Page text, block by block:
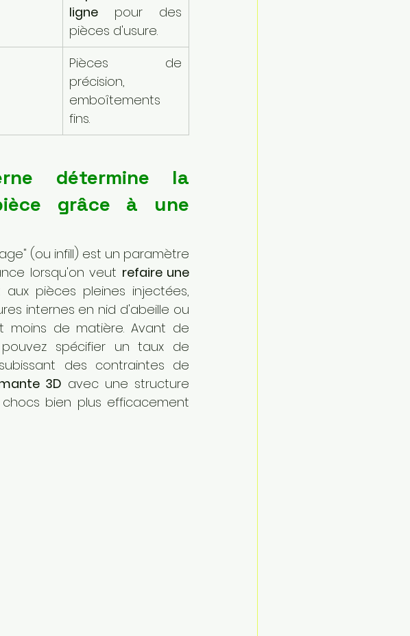
ligne pour des
pièces d'usure.
Pièces de
précision,
emboîtements
fins.
détermine la
grâce à une
(ou infill) est un paramètre
lorsqu'on veut refaire une
aux pièces pleines injectées,
internes en nid d'abeille ou
spécifier un taux de
des contraintes de
3D avec une structure
bien plus efficacement